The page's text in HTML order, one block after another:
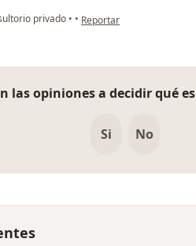
privado • • en opinión del usuario
Reportar
las opiniones a decidir qué
Si No